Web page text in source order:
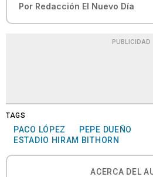
Por Redacción El Nuevo Día
PUBLICIDAD
TAGS
PACO LÓPEZ
PEPE DUEÑO
ESTADIO HIRAM BITHORN
ACERCA DEL